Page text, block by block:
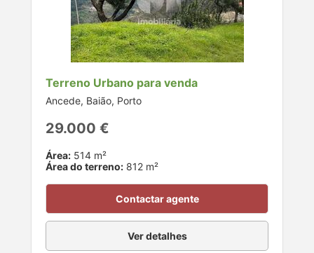
Terreno Urbano para venda
Ancede, Baião, Porto
29.000 €
Área: 514 m²
Área do terreno: 812 m²
Contactar agente
Ver detalhes